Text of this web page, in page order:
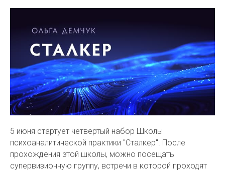
5 июня стартует четвертый набор Школы
психоаналитической практики "Сталкер". После
прохождения этой школы, можно посещать
супервизионную группу, встречи в которой проходят